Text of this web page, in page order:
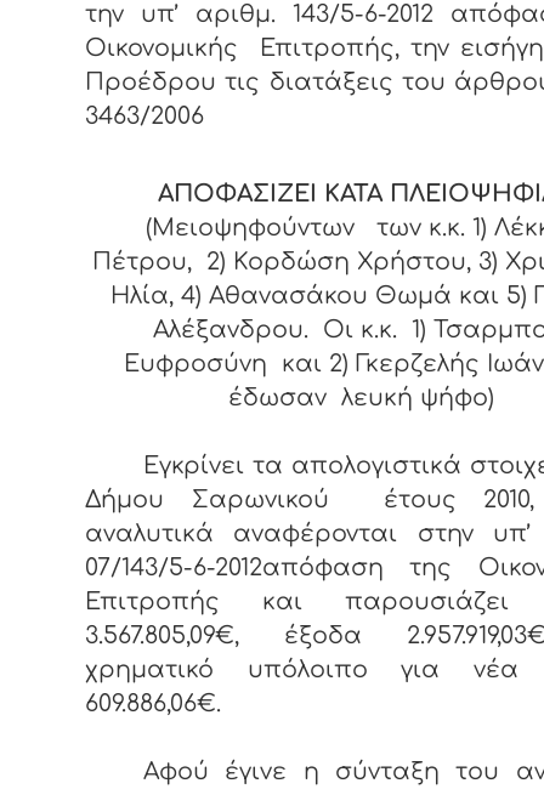
την υπ’ αριθμ. 143/5-6-2012
Οικονομικής Επιτροπής, την
Προέδρου τις διατάξεις του
3463/2006
ΑΠΟΦΑΣΙΖΕΙ ΚΑΤΑ
(Μειοψηφούντων των κ.κ. 1)
Πέτρου, 2) Κορδώση Χρήστου, 3)
Ηλία, 4) Αθανασάκου Θωμά και 5)
Αλέξανδρου. Οι κ.κ. 1)
Ευφροσύνη και 2) Γκερζελής
έδωσαν λευκή ψήφο)
Εγκρίνει τα απολογιστικά
Δήμου Σαρωνικού έτους
αναλυτικά αναφέρονται στην υπ’
07/143/5-6-2012απόφαση της
Επιτροπής και παρουσιάζει
3.567.805,09€, έξοδα
χρηματικό υπόλοιπο για νέα
609.886,06€.
Αφού έγινε η σύνταξη του